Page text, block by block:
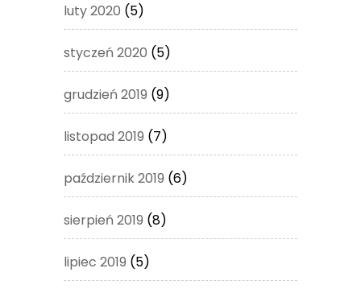
luty 2020 (5)
styczeń 2020 (5)
grudzień 2019 (9)
listopad 2019 (7)
październik 2019 (6)
sierpień 2019 (8)
lipiec 2019 (5)